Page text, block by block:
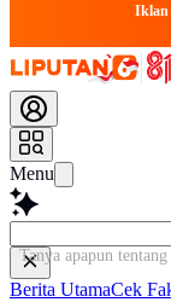
Iklan
Menu
Tanya apapun
Berita UtamaCek